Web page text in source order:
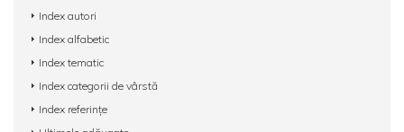
Index autori
Index alfabetic
Index tematic
Index categorii de vârstă
Index referințe